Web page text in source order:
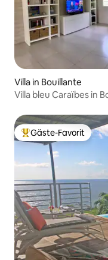
Villa in Bouillante
Villa bleu Caraïbes in
Beliebter Gäste-
Gäste-Favorit